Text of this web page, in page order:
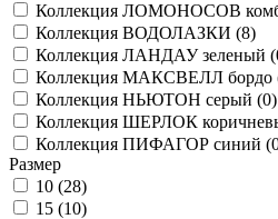
Коллекция ЛОМОНОСОВ
Коллекция ВОДОЛАЗКИ (8)
Коллекция ЛАНДАУ зеленый (
Коллекция МАКСВЕЛЛ бордо
Коллекция НЬЮТОН серый (0)
Коллекция ШЕРЛОК
Коллекция ПИФАГОР синий (
Размер
10 (28)
15 (10)